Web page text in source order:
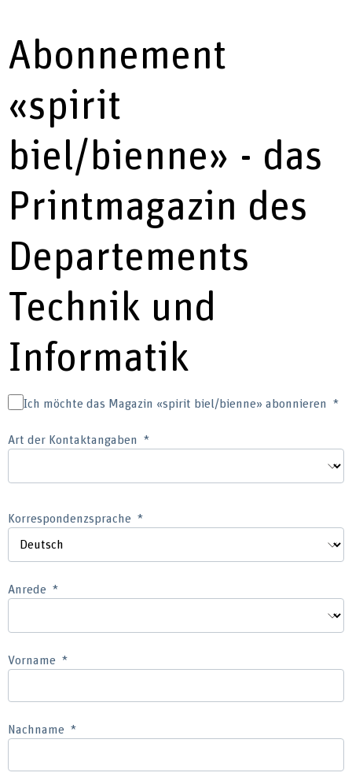
Abonnement
«spirit
biel/bienne» - das
Printmagazin des
Departements
Technik und
Informatik
Ich möchte das Magazin «spirit biel/bienne» abonnieren
Art der Kontaktangaben
Korrespondenzsprache
Anrede
Vorname
Nachname